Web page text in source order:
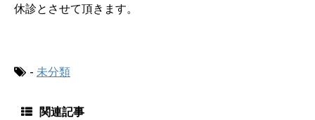
休診とさせて頂きます。
- 未分類
関連記事